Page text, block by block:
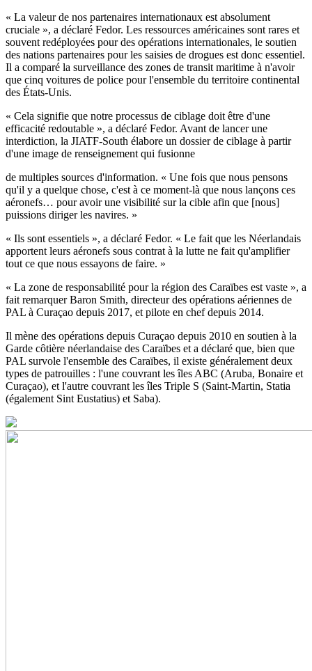
« La valeur de nos partenaires internationaux est absolument
cruciale », a déclaré Fedor. Les ressources américaines sont rares et
souvent redéployées pour des opérations internationales, le soutien
des nations partenaires pour les saisies de drogues est donc essentiel.
Il a comparé la surveillance des zones de transit maritime à n'avoir
que cinq voitures de police pour l'ensemble du territoire continental
des États-Unis.
« Cela signifie que notre processus de ciblage doit être d'une
efficacité redoutable », a déclaré Fedor. Avant de lancer une
interdiction, la JIATF-South élabore un dossier de ciblage à partir
d'une image de renseignement qui fusionne
de multiples sources d'information. « Une fois que nous pensons
qu'il y a quelque chose, c'est à ce moment-là que nous lançons ces
aéronefs… pour avoir une visibilité sur la cible afin que [nous]
puissions diriger les navires. »
« Ils sont essentiels », a déclaré Fedor. « Le fait que les Néerlandais
apportent leurs aéronefs sous contrat à la lutte ne fait qu'amplifier
tout ce que nous essayons de faire. »
« La zone de responsabilité pour la région des Caraïbes est vaste », a
fait remarquer Baron Smith, directeur des opérations aériennes de
PAL à Curaçao depuis 2017, et pilote en chef depuis 2014.
Il mène des opérations depuis Curaçao depuis 2010 en soutien à la
Garde côtière néerlandaise des Caraïbes et a déclaré que, bien que
PAL survole l'ensemble des Caraïbes, il existe généralement deux
types de patrouilles : l'une couvrant les îles ABC (Aruba, Bonaire et
Curaçao), et l'autre couvrant les îles Triple S (Saint-Martin, Statia
(également Sint Eustatius) et Saba).